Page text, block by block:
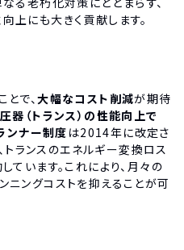
上にも大きく貢献します。
とで、大幅なコスト削減が期待
器（トランス）の性能向上で
ンナー制度 は2014年に改定さ
ランスのエネルギー変換ロス
ています。これにより、月々の
ニングコストを抑えることが可